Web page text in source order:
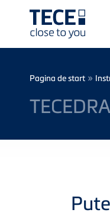
1
Pagina de start »